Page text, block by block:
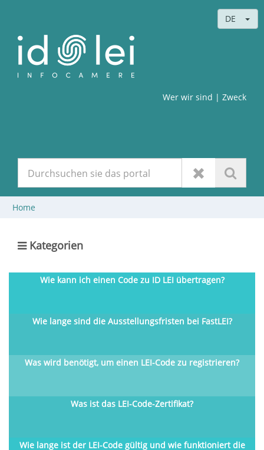
DE
| Zweck
Wer wir sind
Home
Kategorien
Wie kann ich einen Code zu ID LEI übertragen?
Wie lange sind die Ausstellungsfristen bei FastLEI?
Was wird benötigt, um einen LEI-Code zu registrieren?
Was ist das LEI-Code-Zertifikat?
Wie lange ist der LEI-Code gültig und wie funktioniert die